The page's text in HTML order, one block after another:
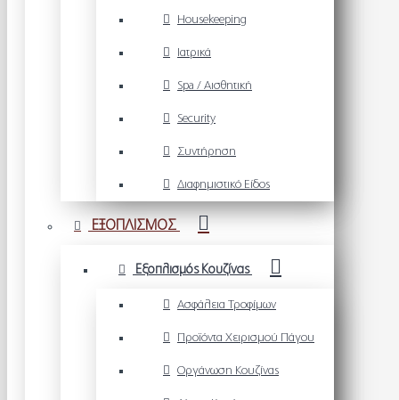
Housekeeping
Ιατρικά
Spa / Αισθητική
Security
Συντήρηση
Διαφημιστικό Είδος
ΕΞΟΠΛΙΣΜΟΣ
Εξοπλισμός Κουζίνας
Ασφάλεια Τροφίμων
Προϊόντα Χειρισμού Πάγου
Οργάνωση Κουζίνας